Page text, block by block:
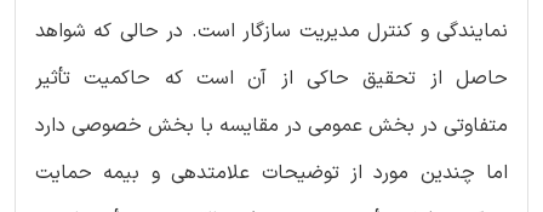
نمایندگی و کنترل مدیریت سازگار است. در حالی که شواهد
حاصل از تحقیق حاکی از آن است که حاکمیت تأثیر
متفاوتی در بخش عمومی در مقایسه با بخش خصوصی دارد
اما چندین مورد از توضیحات علامت­دهی و بیمه حمایت